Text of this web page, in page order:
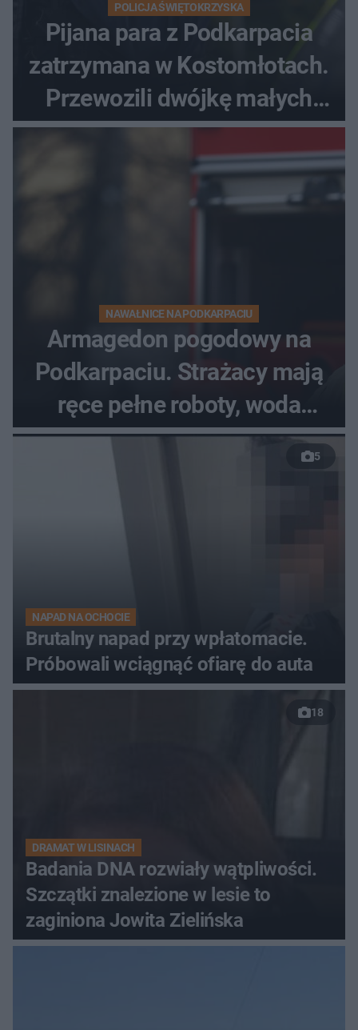
POLICJA ŚWIĘTOKRZYSKA
Pijana para z Podkarpacia
zatrzymana w Kostomłotach.
Przewozili dwójkę małych
dzieci
NAWAŁNICE NA PODKARPACIU
Armagedon pogodowy na
Podkarpaciu. Strażacy mają
ręce pełne roboty, woda
zalewa posesje i budynki
5
NAPAD NA OCHOCIE
Brutalny napad przy wpłatomacie.
Próbowali wciągnąć ofiarę do auta
18
DRAMAT W LISINACH
Badania DNA rozwiały wątpliwości.
Szczątki znalezione w lesie to
zaginiona Jowita Zielińska